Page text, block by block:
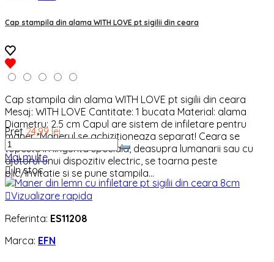
Cap stampila din alama WITH LOVE pt sigilii din ceara
Cap stampila din alama WITH LOVE pt sigilii din ceara
Mesaj: WITH LOVE Cantitate: 1 bucata Material: alama
Diametru: 2.5 cm Capul are sistem de infiletare pentru
maner *Manerul se achizitioneaza separat! Ceara se
topeste in lingurita speciala, deasupra lumanarii sau cu
ajutorul unui dispozitiv electric, se toarna peste
plic/invitatie si se pune stampila...
Pret 24,99 lei
Mai multe
In stoc
Vizualizare rapida
Referinta: ES11208
Marca: EFN